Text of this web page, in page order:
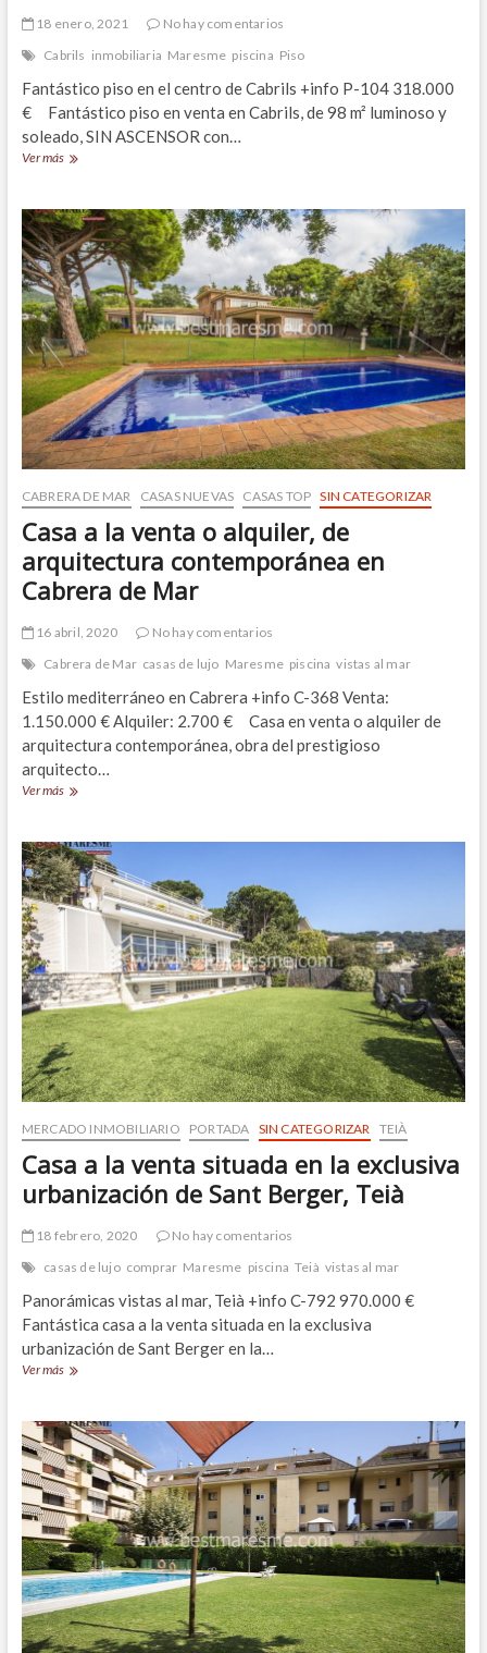
18 enero, 2021
No hay comentarios
Cabrils inmobiliaria Maresme piscina Piso
Fantástico piso en el centro de Cabrils +info P-104 318.000
€ Fantástico piso en venta en Cabrils, de 98 m² luminoso y
soleado, SIN ASCENSOR con…
Ver másFantástico
en
el
centro
de
Cabrils
con
zona
comunitaria
CABRERA DE MAR CASAS NUEVAS CASAS TOP SIN CATEGORIZAR
Casa a la venta o alquiler, de
arquitectura contemporánea en
Cabrera de Mar
16 abril, 2020
No hay comentarios
Cabrera de Mar casas de lujo Maresme piscina vistas al mar
Estilo mediterráneo en Cabrera +info C-368 Venta:
1.150.000 € Alquiler: 2.700 € Casa en venta o alquiler de
arquitectura contemporánea, obra del prestigioso
arquitecto…
Ver másCasa
venta
o
alquiler,
de
arquitectura
contemporánea
Cabrera
de
Mar
MERCADO INMOBILIARIO PORTADA SIN CATEGORIZAR TEIÀ
Casa a la venta situada en la exclusiva
urbanización de Sant Berger, Teià
18 febrero, 2020
No hay comentarios
casas de lujo comprar Maresme piscina Teià vistas al mar
Panorámicas vistas al mar, Teià +info C-792 970.000 €
Fantástica casa a la venta situada en la exclusiva
urbanización de Sant Berger en la…
Ver másCasa
venta
situada
en
la
exclusiva
urbanización
de
Sant
Berger,
Teià